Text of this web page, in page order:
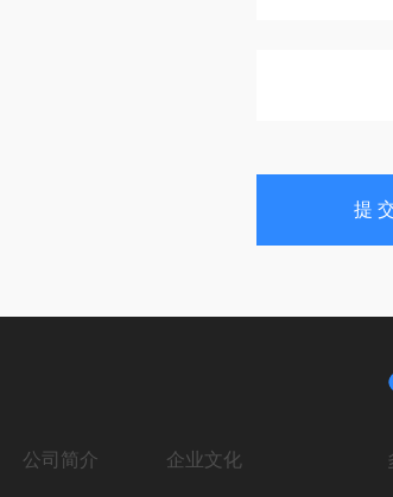
公司简介 企业文化